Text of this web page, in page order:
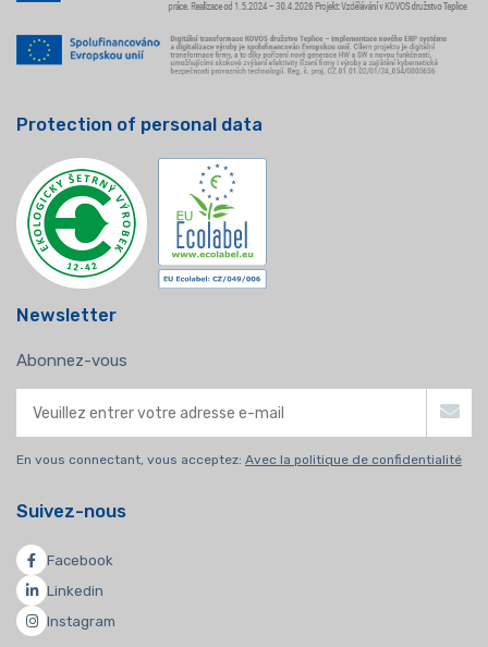
Protection of personal data
Newsletter
Abonnez-vous
En vous connectant, vous acceptez: Avec la politique de confidentialité
Suivez-nous
Facebook
Linkedin
Instagram